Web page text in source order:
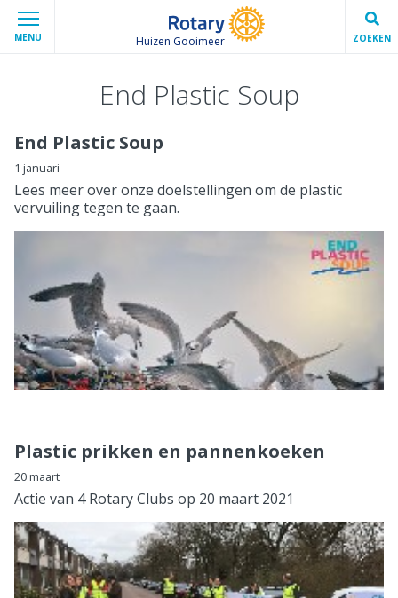
MENU Huizen Gooimeer ZOEKEN
End Plastic Soup
End Plastic Soup
1 januari
Lees meer over onze doelstellingen om de plastic
vervuiling tegen te gaan.
Plastic prikken en pannenkoeken
20 maart
Actie van 4 Rotary Clubs op 20 maart 2021